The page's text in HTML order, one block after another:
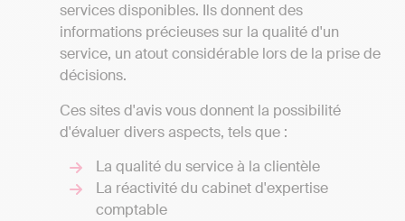
services disponibles. Ils donnent des
informations précieuses sur la qualité d'un
service, un atout considérable lors de la prise de
décisions.
Ces sites d'avis vous donnent la possibilité
d'évaluer divers aspects, tels que :
La qualité du service à la clientèle
La réactivité du cabinet d'expertise
comptable